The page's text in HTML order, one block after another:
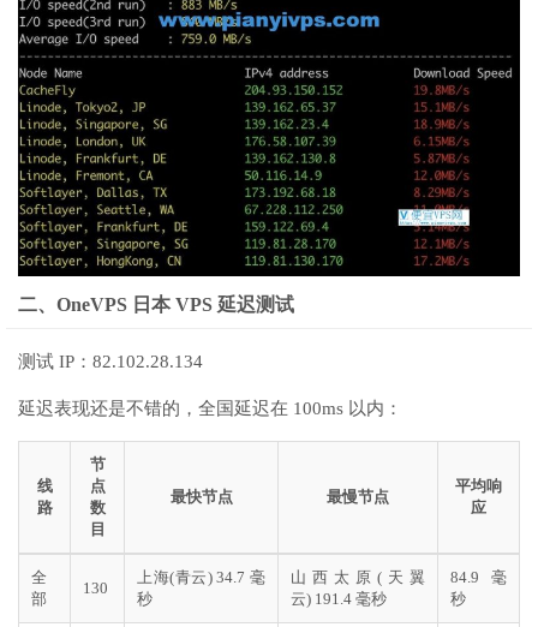
二、OneVPS 日本 VPS 延迟测试
测试 IP：82.102.28.134
延迟表现还是不错的，全国延迟在 100ms 以内：
线
路
节
点
数
目
最快节点 最慢节点
平均响
应
全
部
130
上海(青云) 34.7 毫
秒
山西太原(天翼
云) 191.4 毫秒
84.9 毫
秒